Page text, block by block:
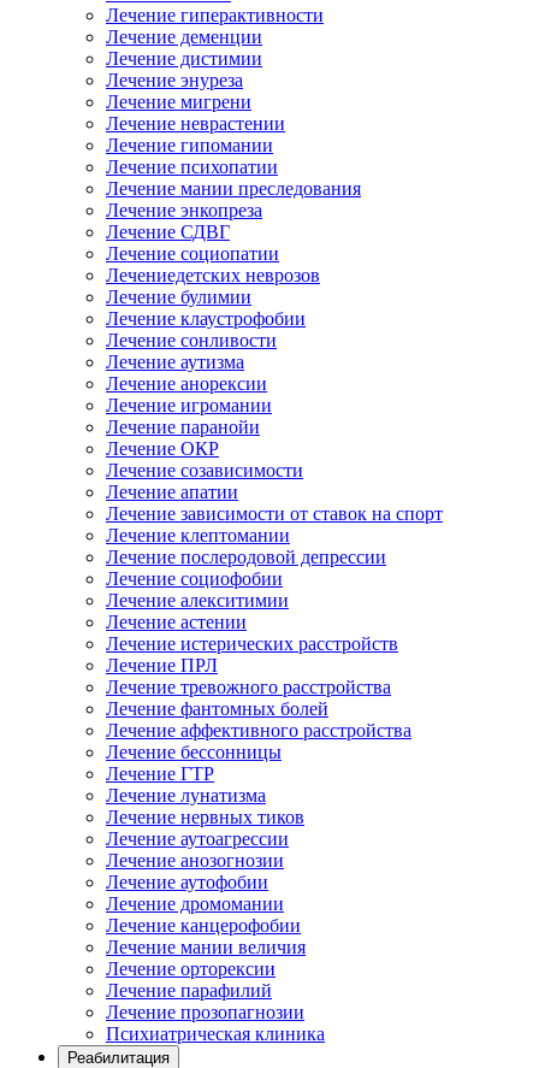
Лечение гиперактивности
Лечение деменции
Лечение дистимии
Лечение энуреза
Лечение мигрени
Лечение неврастении
Лечение гипомании
Лечение психопатии
Лечение мании преследования
Лечение энкопреза
Лечение СДВГ
Лечение социопатии
Лечениедетских неврозов
Лечение булимии
Лечение клаустрофобии
Лечение сонливости
Лечение аутизма
Лечение анорексии
Лечение игромании
Лечение паранойи
Лечение ОКР
Лечение созависимости
Лечение апатии
Лечение зависимости от ставок на спорт
Лечение клептомании
Лечение послеродовой депрессии
Лечение социофобии
Лечение алекситимии
Лечение астении
Лечение истерических расстройств
Лечение ПРЛ
Лечение тревожного расстройства
Лечение фантомных болей
Лечение аффективного расстройства
Лечение бессонницы
Лечение ГТР
Лечение лунатизма
Лечение нервных тиков
Лечение аутоагрессии
Лечение анозогнозии
Лечение аутофобии
Лечение дромомании
Лечение канцерофобии
Лечение мании величия
Лечение орторексии
Лечение парафилий
Лечение прозопагнозии
Психиатрическая клиника
Реабилитация